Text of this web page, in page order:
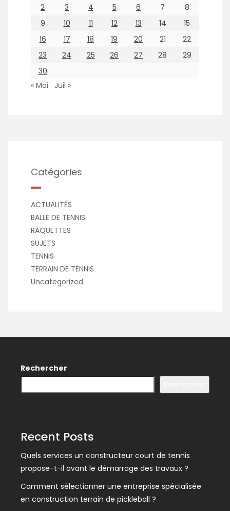
2
3 4 5 6 7
8
9
10 11 12 13 14
15
16
17 18 19 20 21
22
23
24 25 26 27 28
29
30
« Mai
Juil »
Catégories
ACTUALITÉS
BALLE DE TENNIS
RAQUETTES
SUJETS
TENNIS
TERRAIN DE TENNIS
Uncategorized
Rechercher
Recent Posts
Quels services un constructeur court de tennis
propose-t-il avant le démarrage des travaux ?
Comment sélectionner une entreprise spécialisée
en construction terrain de pickleball ?